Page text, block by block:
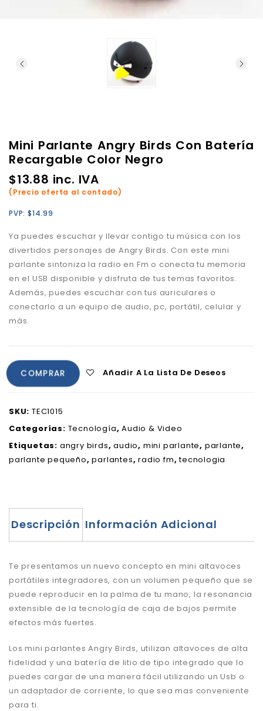
Mini Parlante Angry Birds Con Batería
Recargable Color Negro
$13.88 inc. IVA
(Precio oferta al contado)
PVP: $14.99
Ya puedes escuchar y llevar contigo tu música con los
divertidos personajes de Angry Birds. Con este mini
parlante sintoniza la radio en Fm o conecta tu memoria
en el USB disponible y disfruta de tus temas favoritos.
Además, puedes escuchar con tus auriculares o
conectarlo a un equipo de audio, pc, portátil, celular y
más.
COMPRAR Añadir A La Lista De Deseos
SKU: TEC1015
Categorías: Tecnología,Audio & Video
Etiquetas: angry birds,audio, mini parlante, parlante,
parlante pequeño,parlantes,radio fm,tecnologia
Descripción Información Adicional
Te presentamos un nuevo concepto en mini altavoces
portátiles integradores, con un volumen pequeño que se
puede reproducir en la palma de tu mano, la resonancia
extensible de la tecnología de caja de bajos permite
efectos más fuertes.
Los mini parlantes Angry Birds, utilizan altavoces de alta
fidelidad y una batería de litio de tipo integrado que lo
puedes cargar de una manera fácil utilizando un Usb o
un adaptador de corriente, lo que sea mas conveniente
para ti.